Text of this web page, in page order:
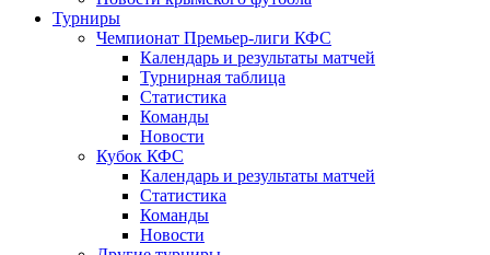
Турниры
Чемпионат Премьер-лиги КФС
Календарь и результаты матчей
Турнирная таблица
Статистика
Команды
Новости
Кубок КФС
Календарь и результаты матчей
Статистика
Команды
Новости